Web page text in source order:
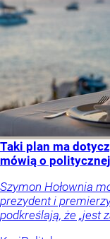
Taki plan ma
mówią o
Szymon Hołownia
prezydent i
podkreślają, że „jest